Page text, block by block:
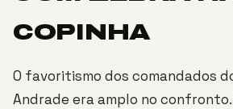
COPINHA
O favoritismo dos comandados
Andrade era amplo no